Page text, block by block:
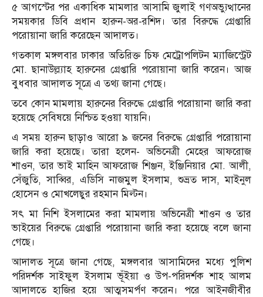
৫ আগস্টের পর একাধিক মামলার আসামি জুলাই গণঅভ্যুত্থানের
সময়কার ডিবি প্রধান হারুন-অর-রশিদ। তার বিরুদ্ধে গ্রেপ্তারি
পরোয়ানা জারি করেছেন আদালত।
গতকাল মঙ্গলবার ঢাকার অতিরিক্ত চিফ মেট্রোপলিটন ম্যাজিস্ট্রেট
মো. ছানাউল্ল্যাহ হারুনের গ্রেপ্তারি পরোয়ানা জারি করেন। আজ
বুধবার আদালত সূত্রে এ তথ্য জানা গেছে।
তবে কোন মামলায় হারুনের বিরুদ্ধে গ্রেপ্তারি পরোয়ানা জারি করা
হয়েছে সেবিষয়ে নিশ্চিত হওয়া যায়নি।
এ সময় হারুন ছাড়াও আরো ৯ জনের বিরুদ্ধে গ্রেপ্তারি পরোয়ানা
জারি করা হয়েছে। তারা হলেন- অভিনেত্রী মেহের আফরোজ
শাওন, তার ভাই মাহিন আফরোজ শিঞ্জন, ইঞ্জিনিয়ার মো. আলী,
সেঁজুতি, সাব্বির, এডিসি নাজমুল ইসলাম, শুভ্রত দাস, মাইনুল
হোসেন ও মোখলেছুর রহমান মিল্টন।
সৎ মা নিশি ইসলামের করা মামলায় অভিনেত্রী শাওন ও তার
ভাইয়ের বিরুদ্ধে গ্রেপ্তারি পরোয়ানা জারি করা হয়েছে বলে জানা
গেছে।
আদালত সূত্রে জানা গেছে, মঙ্গলবার আসামিদের মধ্যে পুলিশ
পরিদর্শক সাইফুল ইসলাম ভূঁইয়া ও উপ-পরিদর্শক শাহ আলম
আদালতে হাজির হয়ে আত্মসমর্পণ করেন। পরে আইনজীবীর